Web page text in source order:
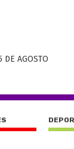
DE AGOSTO